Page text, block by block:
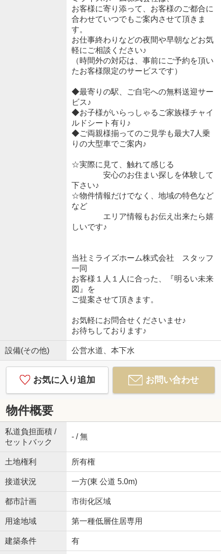
お客様に寄り添って、お客様のご都合に
合わせていつでもご案内させて頂きま
す。
お仕事終わりなどの夜間や早朝などお気
軽にご相談ください♪
（時間外の対応は、事前にご予約を頂い
たお客様限定のサービスです）
◆最寄りの駅、ご自宅への無料送迎サー
ビス♪
◆お子様がいらっしゃるご家族様チャイ
ルドシート有り♪
◆ご両親様揃ってのご見学も最大7人乗
りの大型車でご案内♪
☆実際に見て、触れて感じる
安心のお住まい探しを体験して
下さい♪
☆物件情報だけでなく、地域の特色など
など
エリア情報もお伝え出来たら嬉
しいです♪
当社ミライズホーム株式会社 スタッフ
一同
お客様１人１人に合った、『明るい未来
図』を
ご提案させて頂きます。
お気軽にお問合せくださいませ♪
お待ちしております♪
設備(その他) 公営水道、本下水
お気に入り追加 お問い合わせ
物件概要
私道負担面積 /
セットバック
- / 無
土地権利 所有権
接道状況 一方(東 公道 5.0m)
都市計画 市街化区域
用途地域 第一種低層住居専用
建築条件 有